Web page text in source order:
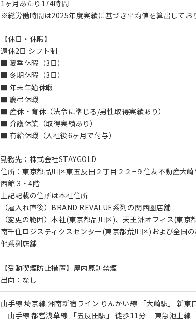
1ヶ月あたり174時間
※総労働時間は2025年度実績に基づき平均値を算出してお
【休日・休暇】
週休2日 シフト制
■ 夏季休暇（3日）
■ 冬期休暇（3日）
■ 年末年始休暇
■ 慶弔休暇
■ 産休・育休（法令に準じる/男性取得実績あり）
■ 介護休業（取得実績あり）
■ 有給休暇（入社後6ヶ月で付与）
勤務先：株式会社STAYGOLD
住所：東京都品川区東五反田２丁目２２−９住友不動産大
西館 3・4階
上記記載の住所は本社住所
（雇入れ直後）BRAND REVALUE系列の関西圏店舗
（変更の範囲）本社(東京都品川区)、天王洲オフィス(東京
南千住ロジスティクスセンター(東京都荒川区)および全国の
他系列店舗
【受動喫煙防止措置】屋内原則禁煙
出向：なし
山手線 埼京線 湘南新宿ライン りんかい線 「大崎駅」 新東
山手線 都営浅草線 「五反田駅」 徒歩11分 東急池上線